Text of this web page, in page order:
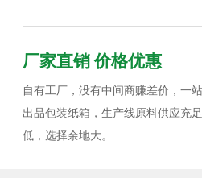
厂家直销 价格优惠
自有工厂，没有中间商赚差价，一
出品包装纸箱，生产线原料供应充
低，选择余地大。